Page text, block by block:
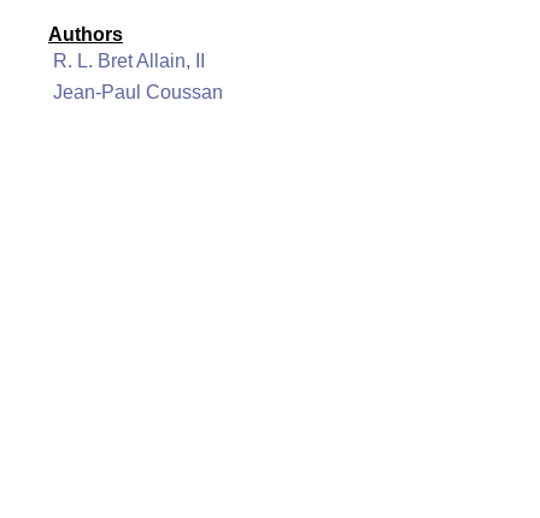
Authors
R. L. Bret Allain, II
Jean-Paul Coussan